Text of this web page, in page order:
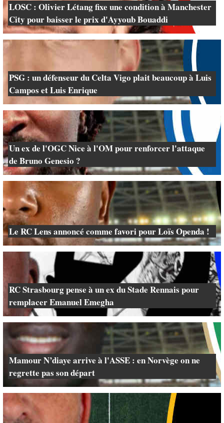
LOSC : Olivier Létang fixe une condition à Manchester
City pour baisser le prix d'Ayyoub Bouaddi
PSG : un défenseur du Celta Vigo plait beaucoup à Luis
Campos et Luis Enrique
Un ex de l'OGC Nice à l'OM pour renforcer l'attaque
de Bruno Genesio ?
Le RC Lens annoncé comme favori pour Loïs Openda !
RC Strasbourg pense à un ex du Stade Rennais pour
remplacer Emanuel Emegha
Mamour N’diaye arrive à l'ASSE : en Norvège on ne
regrette pas son départ